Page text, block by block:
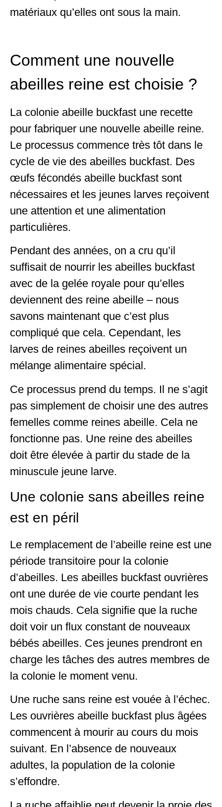
matériaux qu’elles ont sous la main.
Comment une nouvelle
abeilles reine est choisie ?
La colonie abeille buckfast une recette
pour fabriquer une nouvelle abeille reine.
Le processus commence très tôt dans le
cycle de vie des abeilles buckfast. Des
œufs fécondés abeille buckfast sont
nécessaires et les jeunes larves reçoivent
une attention et une alimentation
particulières.
Pendant des années, on a cru qu’il
suffisait de nourrir les abeilles buckfast
avec de la gelée royale pour qu’elles
deviennent des reine abeille – nous
savons maintenant que c’est plus
compliqué que cela. Cependant, les
larves de reines abeilles reçoivent un
mélange alimentaire spécial.
Ce processus prend du temps. Il ne s’agit
pas simplement de choisir une des autres
femelles comme reines abeille. Cela ne
fonctionne pas. Une reine des abeilles
doit être élevée à partir du stade de la
minuscule jeune larve.
Une colonie sans abeilles reine
est en péril
Le remplacement de l’abeille reine est une
période transitoire pour la colonie
d’abeilles. Les abeilles buckfast ouvrières
ont une durée de vie courte pendant les
mois chauds. Cela signifie que la ruche
doit voir un flux constant de nouveaux
bébés abeilles. Ces jeunes prendront en
charge les tâches des autres membres de
la colonie le moment venu.
Une ruche sans reine est vouée à l’échec.
Les ouvrières abeille buckfast plus âgées
commencent à mourir au cours du mois
suivant. En l’absence de nouveaux
adultes, la population de la colonie
s’effondre.